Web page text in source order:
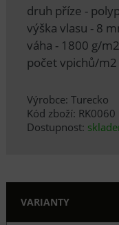
druh příze -
výška vlasu - 8
váha - 1800 g/m2
počet vpichů/m2
Výrobce: Turecko
Kód zboží: RK0060
Dostupnost:
VARIANTY